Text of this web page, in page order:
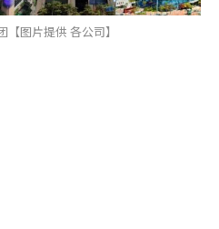
图片提供 各公司】